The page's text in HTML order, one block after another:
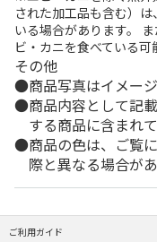
された加工品も含む）
いる場合があります。
ビ・カニを食べている可
その他
商品写真はイメージ
商品内容として記
する商品に含まれ
商品の色は、ご覧
際と異なる場合があ
ご利用ガイド